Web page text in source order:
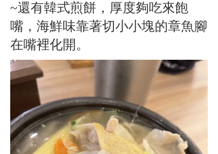
~還有韓式煎餅，厚度夠吃來飽
嘴，海鮮味靠著切小小塊的章魚腳
在嘴裡化開。